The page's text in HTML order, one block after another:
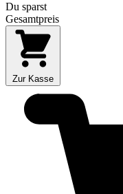
Du sparst
Gesamtpreis
Zur Kasse